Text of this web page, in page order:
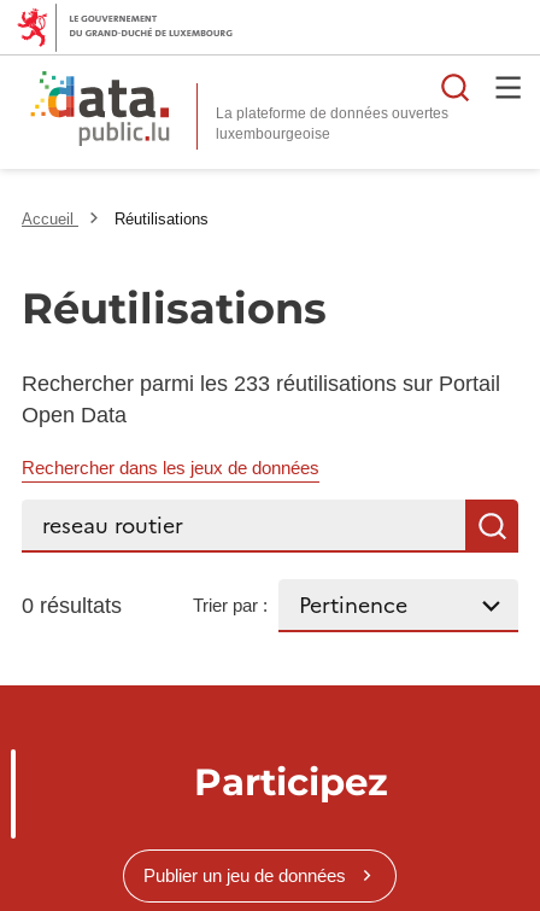
La plateforme de données ouvertes
Accueil Réutilisations
Réutilisations
Rechercher parmi les 233 réutilisations sur Portail
Open Data
Rechercher dans les jeux de données
0 résultats Trier par :
Participez
Publier un jeu de données